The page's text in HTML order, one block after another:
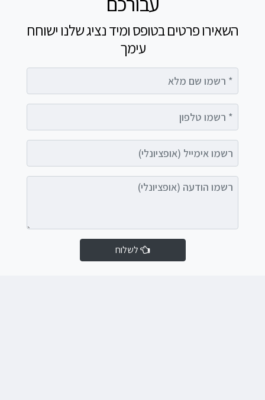
השאירו פרטים בטופס ומיד נציג שלנו ישוחח
עימך
רשמו הודעה (אופציונלי)
לשלוח